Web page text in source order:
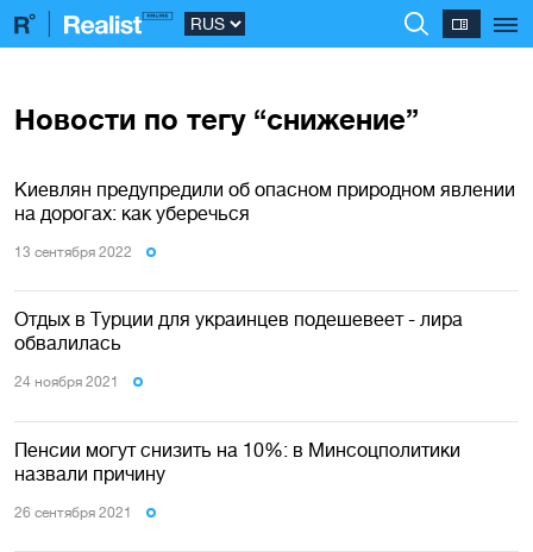
Новости по тегу “снижение”
Киевлян предупредили об опасном природном явлении
на дорогах: как уберечься
13 сентября 2022
Отдых в Турции для украинцев подешевеет - лира
обвалилась
24 ноября 2021
Пенсии могут снизить на 10%: в Минсоцполитики
назвали причину
26 сентября 2021